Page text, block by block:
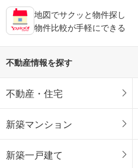
地図でサクッと物件探し
物件比較が手軽にできる
不動産情報を探す
不動産・住宅
新築マンション
新築一戸建て